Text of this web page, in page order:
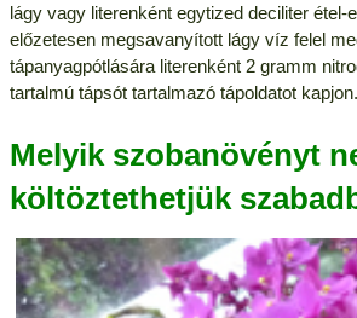
lágy vagy literenként egytized deciliter étel-
előzetesen megsavanyított lágy víz felel
tápanyagpótlására literenként 2 gramm
tartalmú tápsót tartalmazó tápoldatot kapjon.
Melyik szobanövényt
költöztethetjük